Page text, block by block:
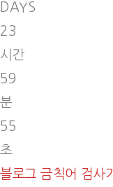
DAYS
23
시간
59
분
54
초
블로그 금칙어 검사기